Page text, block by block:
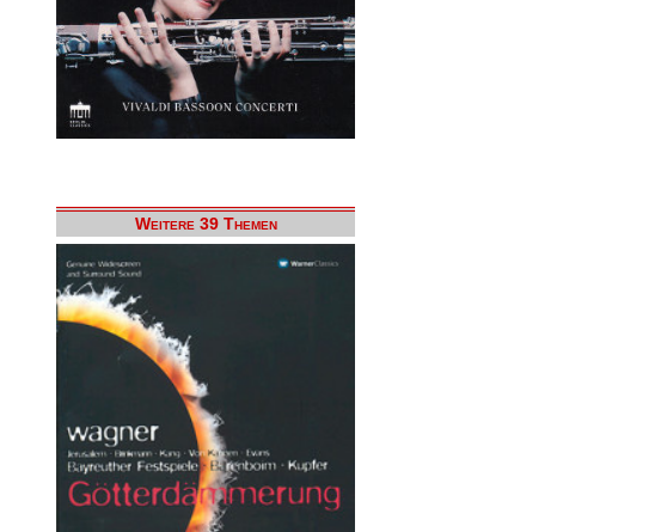
Weitere 39 Themen